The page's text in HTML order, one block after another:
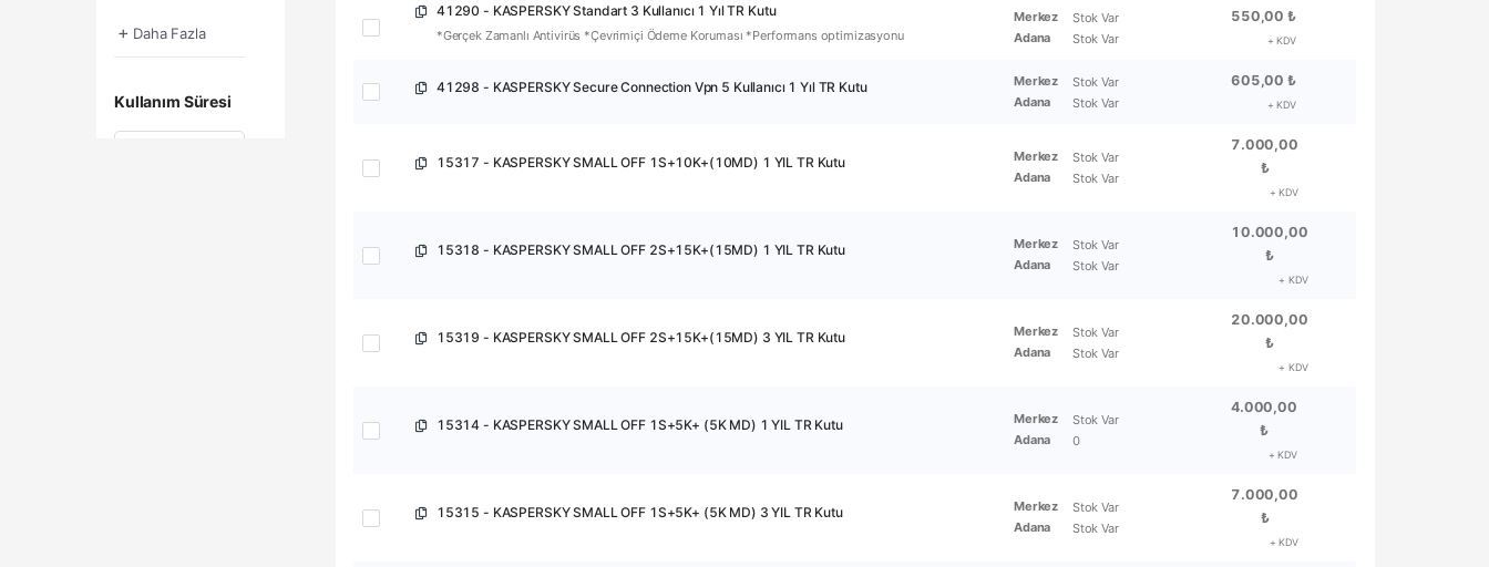
3S+25K+(25MD)
+ Daha Fazla
Kullanım Süresi
Ara
41290 - KASPERSKY Standart 3 Kullanıcı 1 Yıl TR Kutu
*Gerçek Zamanlı Antivirüs *Çevrimiçi Ödeme Koruması *Performans optimizasyonu
Merkez
Stok Var
Adana
Stok Var
550,00 ₺
+ KDV
41298 - KASPERSKY Secure Connection Vpn 5 Kullanıcı 1 Yıl TR Kutu Merkez
Stok Var
Adana
Stok Var
605,00 ₺
+ KDV
15317 - KASPERSKY SMALL OFF 1S+10K+(10MD) 1 YIL TR Kutu Merkez
Stok Var
Adana
Stok Var
7.000,00
₺
+ KDV
15318 - KASPERSKY SMALL OFF 2S+15K+(15MD) 1 YIL TR Kutu Merkez
Stok Var
Adana
Stok Var
10.000,00
₺
+ KDV
15319 - KASPERSKY SMALL OFF 2S+15K+(15MD) 3 YIL TR Kutu Merkez
Stok Var
Adana
Stok Var
20.000,00
₺
+ KDV
15314 - KASPERSKY SMALL OFF 1S+5K+ (5K MD) 1 YIL TR Kutu Merkez
Stok Var
Adana
0
4.000,00
₺
+ KDV
15315 - KASPERSKY SMALL OFF 1S+5K+ (5K MD) 3 YIL TR Kutu Merkez
Stok Var
Adana
Stok Var
7.000,00
₺
+ KDV